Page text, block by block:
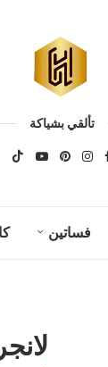
تألقي بشياكة
فساتين